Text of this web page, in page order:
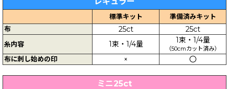
標準キット
準備済みキット
布
25ct 25ct
糸内容 1束・1/4量 1束・1/4量
（50cmカット済み）
布に刺し始めの印 × 〇
ミニ25ct